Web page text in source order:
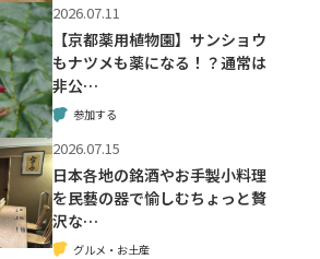
2026.07.11
【京都薬用植物園】サンショウ
もナツメも薬になる！？通常は
非公…
参加する
2026.07.15
日本各地の銘酒やお手製小料理
を民藝の器で愉しむちょっと贅
沢な…
グルメ・お土産